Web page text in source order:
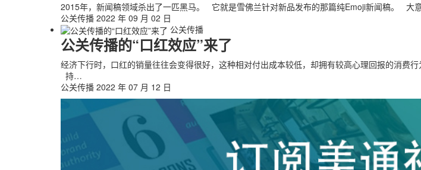
2015年，新闻稿领域杀出了一匹黑马。 它就是雪佛兰针对新品发布的那篇纯Emoji新闻稿。 大
公关传播 2022 年 09 月 02 日
公关传播
公关传播的“口红效应”来了
经济下行时，口红的销量往往会变得很好，这种相对付出成本较低，却拥有较高心理回报的消费
持…
公关传播 2022 年 07 月 12 日